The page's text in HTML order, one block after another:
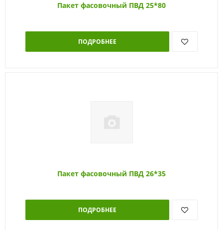
Пакет фасовочный ПВД 25*80
ПОДРОБНЕЕ
Пакет фасовочный ПВД 26*35
ПОДРОБНЕЕ